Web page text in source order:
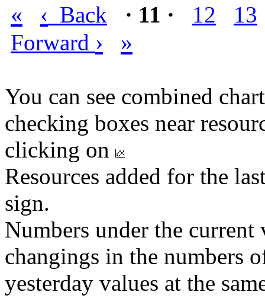
« ‹ Back · 11 · 12
13
Forward › »
You can see combined
checking boxes near
clicking on
Resources added for the
sign.
Numbers under the
changings in the numbers
yesterday values at the